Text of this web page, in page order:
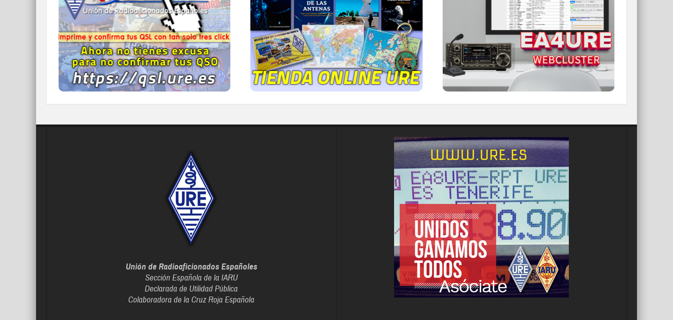
Imprime y confirma tus QSL en tan solo tres
click.
Nunca fue tan fácil y cómodo
el confirmar tus contactos.
IR A QDURE
Publicaciones, mapas, polos, camisetas,
gorras, tazas, forros polares y mucho más...
IR A LA TIENDA DE URE
Conoce el nuevo WebCluster de URE,
ahora con nuevos filtros e información y
compatible con GDURE
IR A WEBCLUSTER
Unión de Radioaficionados Españoles
Sección Española de la IARU
Declarada de Utilidad Pública
Colaboradora de la Cruz Roja Española